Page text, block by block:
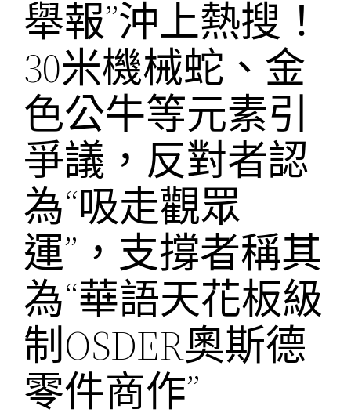
舉報”沖上熱搜！
30米機械蛇、金
色公牛等元素引
爭議，反對者認
為“吸走觀眾
運”，支撐者稱其
為“華語天花板級
制OSDER奧斯德
零件商作”